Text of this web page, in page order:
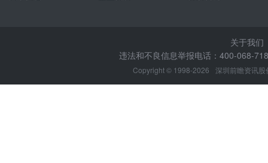
关于我们
违法和不良信息举报电话：400-068-
Copyright © 1998-2026 深圳前瞻资讯股